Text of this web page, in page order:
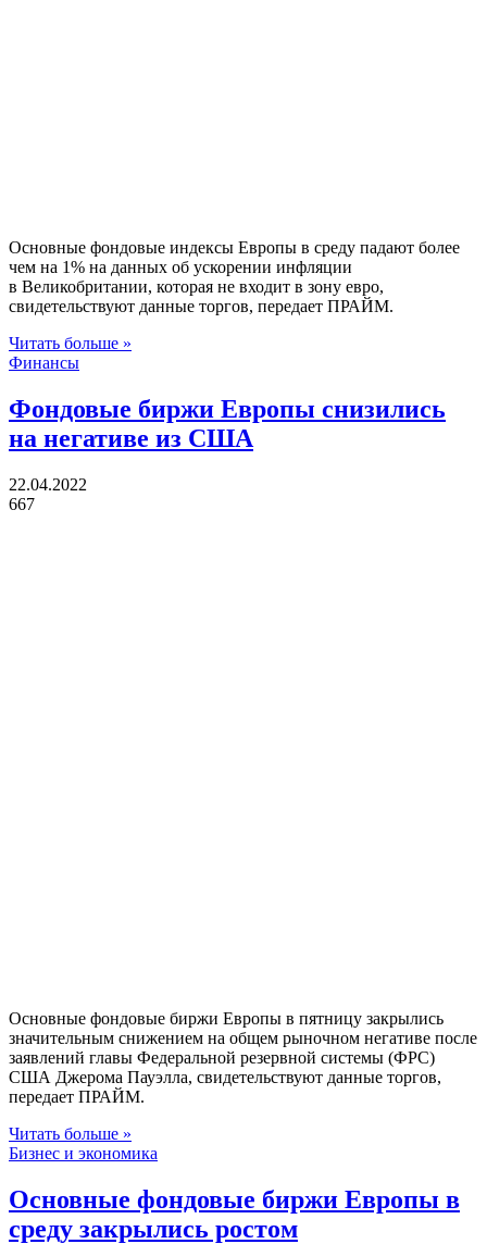
Основные фондовые индексы Европы в среду падают более
чем на 1% на данных об ускорении инфляции
в Великобритании, которая не входит в зону евро,
свидетельствуют данные торгов, передает ПРАЙМ.
Читать больше »
Финансы
Фондовые биржи Европы снизились
на негативе из США
22.04.2022
667
Основные фондовые биржи Европы в пятницу закрылись
значительным снижением на общем рыночном негативе после
заявлений главы Федеральной резервной системы (ФРС)
США Джерома Пауэлла, свидетельствуют данные торгов,
передает ПРАЙМ.
Читать больше »
Бизнес и экономика
Основные фондовые биржи Европы в
среду закрылись ростом